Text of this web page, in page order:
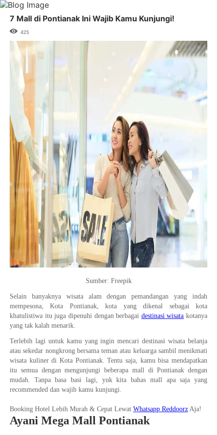
7 Mall di Pontianak Ini Wajib Kamu Kunjungi!
425
Sumber: Freepik
Selain banyaknya wisata alam dengan pemandangan yang indah
mempesona, Kota Pontianak, kota yang dikenal sebagai kota
khatulistiwa itu juga dipenuhi dengan berbagai destinasi wisata kotanya
yang tak kalah menarik.
Terlebih lagi untuk kamu yang ingin mencari destinasi wisata belanja
atau sekedar nongkrong bersama teman atau keluarga sambil menikmati
wisata kuliner di Kota Pontianak. Tentu saja, kamu bisa mendapatkan
itu semua dengan mengunjungi beberapa mall di Pontianak dengan
mudah. Tanpa basa basi lagi, yuk kita bahas mall apa saja yang
recommended dan wajib kamu kunjungi.
Booking Hotel Lebih Murah & Cepat Lewat Whatsapp Reddoorz Aja!
Ayani Mega Mall Pontianak